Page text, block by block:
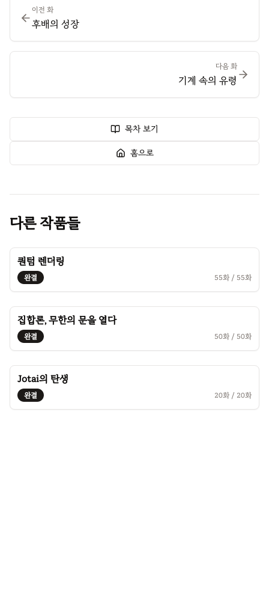
이전 화
후배의 성장
다음 화
기계 속의 유령
목차 보기
홈으로
다른 작품들
퀀텀 렌더링
완결 55화 / 55화
집합론, 무한의 문을 열다
완결 50화 / 50화
Jotai의 탄생
완결 20화 / 20화